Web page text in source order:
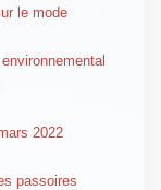
le mode
2022
passoires